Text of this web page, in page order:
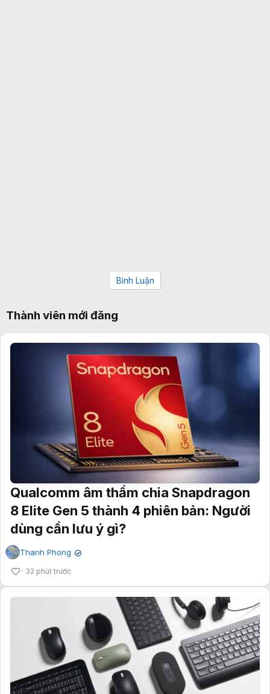
Bình Luận
Thành viên mới đăng
Qualcomm âm thầm chia Snapdragon
8 Elite Gen 5 thành 4 phiên bản: Người
dùng cần lưu ý gì?
Thanh Phong ✔
32 phút trước